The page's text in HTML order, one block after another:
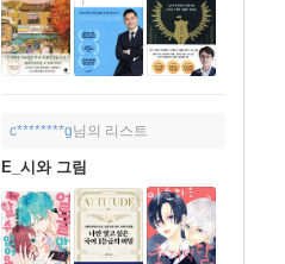
c********g님의 리스트
E_시와 그림